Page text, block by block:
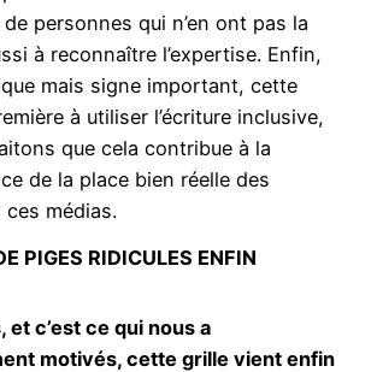
personnes qui n’en ont pas la
à reconnaître l’expertise. Enfin,
mais signe important, cette
à utiliser l’écriture inclusive,
que cela contribue à la
de la place bien réelle des
médias.
PIGES RIDICULES ENFIN
et c’est ce qui nous a
motivés, cette grille vient enfin